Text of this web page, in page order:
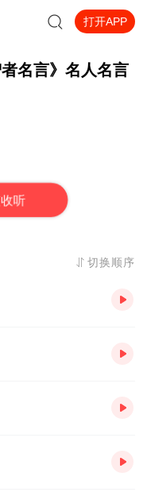
打开APP
者名言》名人名言
听
切换顺序